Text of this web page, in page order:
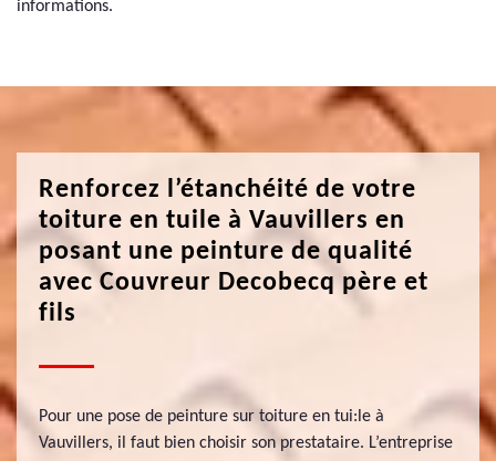
informations.
Renforcez l’étanchéité de votre
toiture en tuile à Vauvillers en
posant une peinture de qualité
avec Couvreur Decobecq père et
fils
Pour une pose de peinture sur toiture en tui:le à
Vauvillers, il faut bien choisir son prestataire. L’entreprise